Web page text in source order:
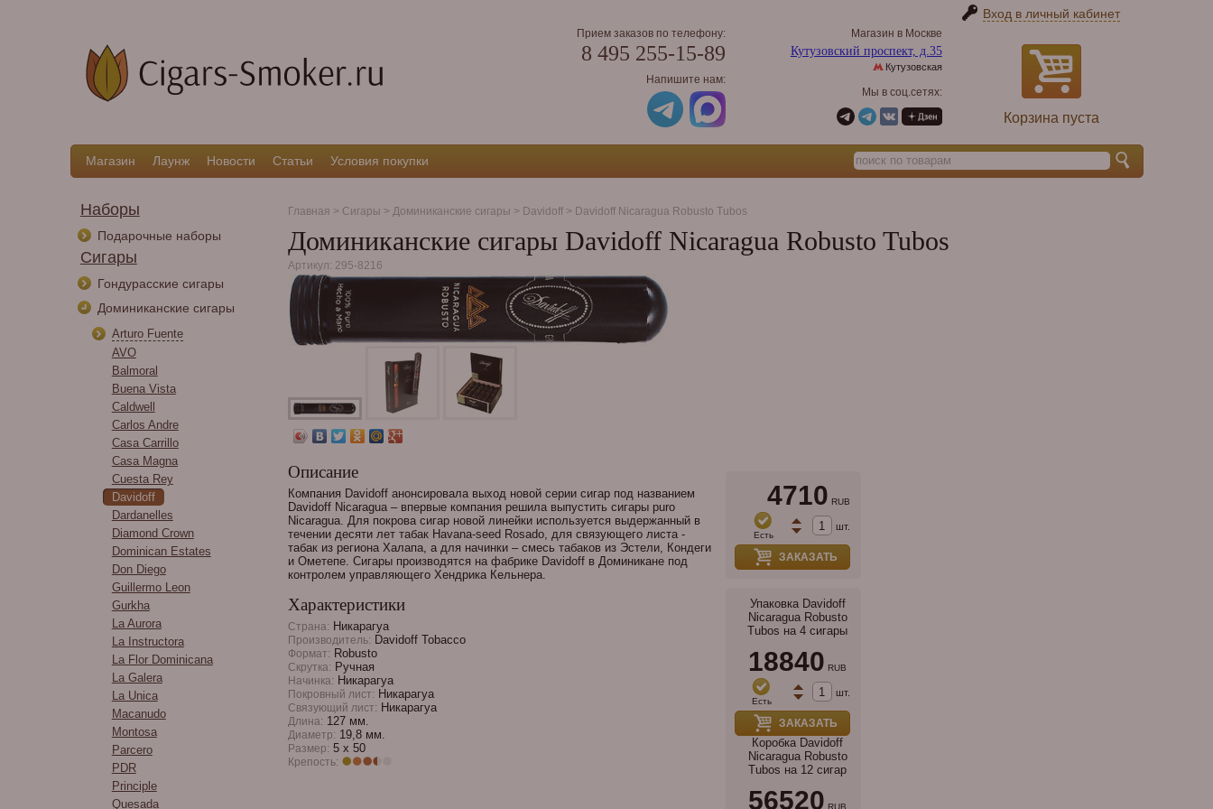
Вход в личный кабинет
Корзина пуста
Магазин в Москве
Кутузовский проспект, д.35
Кутузовская
Мы в соц.сетях:
Прием заказов по телефону:
8 495 255-15-89
Напишите нам:
Магазин Лаунж Новости Статьи Условия покупки
Наборы
Подарочные наборы
Сигары
Гондурасские сигары
Доминиканские сигары
Arturo Fuente
AVO
Balmoral
Buena Vista
Caldwell
Carlos Andre
Casa Carrillo
Casa Magna
Cuesta Rey
Davidoff
Dardanelles
Diamond Crown
Dominican Estates
Don Diego
Guillermo Leon
Gurkha
La Aurora
La Instructora
La Flor Dominicana
La Galera
La Unica
Macanudo
Montosa
Parcero
PDR
Principle
Quesada
Главная > Сигары > Доминиканские сигары > Davidoff> Davidoff Nicaragua Robusto Tubos
Доминиканские сигары Davidoff Nicaragua Robusto Tubos
Артикул: 295-8216
Описание
Компания Davidoff анонсировала выход новой серии сигар под названием
Davidoff Nicaragua – впервые компания решила выпустить сигары puro
Nicaragua. Для покрова сигар новой линейки используется выдержанный в
течении десяти лет табак Havana-seed Rosado, для связующего листа -
табак из региона Халапа, а для начинки – смесь табаков из Эстели, Кондеги
и Ометепе. Сигары производятся на фабрике Davidoff в Доминикане под
контролем управляющего Хендрика Кельнера.
Характеристики
Страна: Никарагуа
Производитель: Davidoff Tobacco
Формат: Robusto
Скрутка: Ручная
Начинка: Никарагуа
Покровный лист: Никарагуа
Связующий лист: Никарагуа
Длина: 127 мм.
Диаметр: 19,8 мм.
Размер: 5 x 50
Крепость:
4710 RUB
Есть
шт.
ЗАКАЗАТЬ
Упаковка Davidoff
Nicaragua Robusto
Tubos на 4 сигары
18840 RUB
Есть
шт.
ЗАКАЗАТЬ
Коробка Davidoff
Nicaragua Robusto
Tubos на 12 сигар
56520 RUB